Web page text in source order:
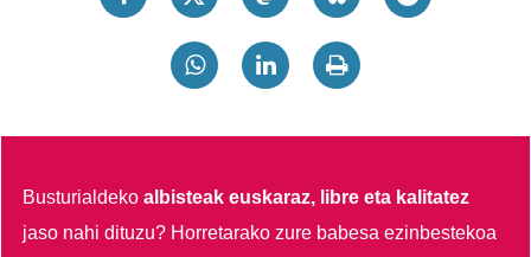
Busturialdekoalbisteak euskaraz, libre eta kalitatez
jaso nahi dituzu? Horretarako zure babesa ezinbestekoa